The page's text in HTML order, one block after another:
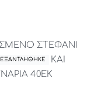
ΕΞΑΝΤΛΗΘΗΚΕ